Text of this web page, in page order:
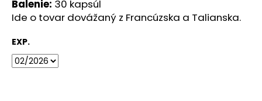
Balenie: 30 kapsúl
Ide o tovar dovážaný z Francúzska a Talianska.
EXP.
MARIÁNSKY
€7,89